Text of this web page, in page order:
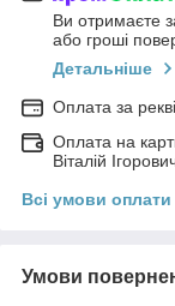
Ви отримаєте
або гроші
Детальніше
Оплата за
Оплата на
Віталій
Всі умови оплати
Умови